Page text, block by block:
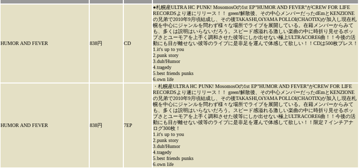
HUMOR AND FEVER 838円 CD
●札幌産ULTRA HC PUNK! MosomosOの1st EP"HUMOR AND FEVER"がCREW FOR LIFE
RECORDSより遂にリリース！！ green!解散後、その中心メンバーだったdEmとKENZIONE
の兄弟で2010年9月頃結成し、その後TAKASHI,OiYAMA POLLOI(CHAOTIX)が加入し現在札
幌を中心にジャンルを問わず様々な場所でライブを展開している。在籍メンバーからみて
も、多くは説明はいらないだろう。スピード感溢れる激しい楽曲の中に時折り見せるポッ
プさとユーモアを上手く調和させた彼等にしか出せない極上ULTRACORE6曲！！今後の活
動にも目が離せない彼等のライブに是非足を運んで体感して欲しい！！CDは500枚プレス！
1.it's up to you
2.punk story
3.duh!Humor
4.tragedy
5.best friends punks
6.own life
HUMOR AND FEVER 838円 7EP
・札幌産ULTRA HC PUNK! MosomosOの1st EP"HUMOR AND FEVER"がCREW FOR LIFE
RECORDSより遂にリリース！！ green!解散後、その中心メンバーだったdEmとKENZIONE
の兄弟で2010年9月頃結成し、その後TAKASHI,OiYAMA POLLOI(CHAOTIX)が加入し現在札
幌を中心にジャンルを問わず様々な場所でライブを展開している。在籍メンバーからみて
も、多くは説明はいらないだろう。スピード感溢れる激しい楽曲の中に時折り見せるポッ
プさとユーモアを上手く調和させた彼等にしか出せない極上ULTRACORE6曲！！今後の活
動にも目が離せない彼等のライブに是非足を運んで体感して欲しい！！限定７インチアナ
ログ300枚！
1.it's up to you
2.punk story
3.duh!Humor
4.tragedy
5.best friends punks
6.own life